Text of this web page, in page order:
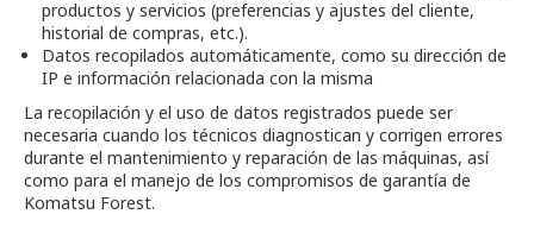
productos y servicios (preferencias y ajustes del cliente,
historial de compras, etc.).
Datos recopilados automáticamente, como su dirección de
IP e información relacionada con la misma
La recopilación y el uso de datos registrados puede ser
necesaria cuando los técnicos diagnostican y corrigen errores
durante el mantenimiento y reparación de las máquinas, así
como para el manejo de los compromisos de garantía de
Komatsu Forest.